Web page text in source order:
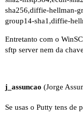
sha256,diffie-hellman-
group14-sha1,diffie-
Entretanto com o
sftp server nem da
j_assuncao (Jorge
Se usas o Putty tens de